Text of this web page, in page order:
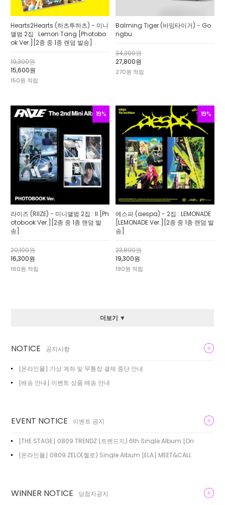
Hearts2Hearts (하츠투하츠) - 미니
앨범 2집 : Lemon Tang [Photobo
ok Ver.][2종 중 1종 랜덤 발송]
19,300원
15,600원
150원 적립
Balming Tiger (바밍타이거) - Go
ngbu
34,300원
27,800원
270원 적립
19%
라이즈 (RIIZE) - 미니앨범 2집 : II [Ph
otobook Ver.][2종 중 1종 랜덤 발
송]
20,100원
16,300원
160원 적립
19%
에스파 (aespa) - 2집 : LEMONADE
[LEMONADE Ver.][2종 중 1종 랜덤 발
송]
23,800원
19,300원
190원 적립
더보기 ▼
NOTICE 공지사항
[온라인몰] 가상 계좌 및 무통장 결제 중단 안내
[배송 안내] 이벤트 상품 배송 안내
EVENT NOTICE 이벤트 공지
[THE STAGE] 0809 TRENDZ (트렌드지) 6th Single Album [On
[온라인몰] 0809 ZELO(젤로) Single Album [ELA] MEET&CALL
WINNER NOTICE 당첨자공지